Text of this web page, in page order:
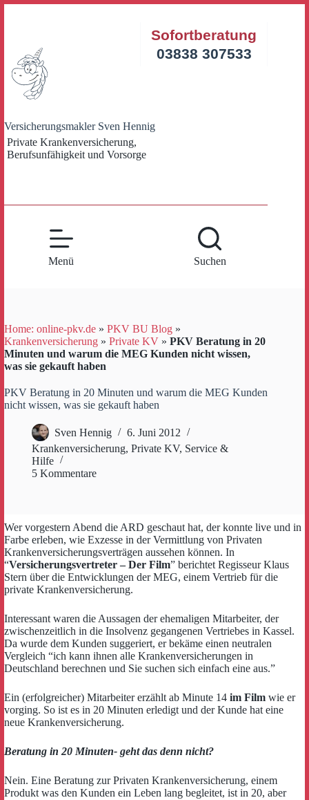
Versicherungsmakler Sven Hennig
Private Krankenversicherung,
Berufsunfähigkeit und Vorsorge
Sofortberatung
03838 307533
Menü Suchen
Home: online-pkv.de » PKV BU Blog »
Krankenversicherung » Private KV » PKV Beratung in 20
Minuten und warum die MEG Kunden nicht wissen,
was sie gekauft haben
PKV Beratung in 20 Minuten und warum die MEG Kunden
nicht wissen, was sie gekauft haben
Sven Hennig
6. Juni 2012
Krankenversicherung, Private KV, Service &
Hilfe
5 Kommentare
Wer vorgestern Abend die ARD geschaut hat, der konnte live und in
Farbe erleben, wie Exzesse in der Vermittlung von Privaten
Krankenversicherungsverträgen aussehen können. In
“Versicherungsvertreter – Der Film” berichtet Regisseur Klaus
Stern über die Entwicklungen der MEG, einem Vertrieb für die
private Krankenversicherung.
Interessant waren die Aussagen der ehemaligen Mitarbeiter, der
zwischenzeitlich in die Insolvenz gegangenen Vertriebes in Kassel.
Da wurde dem Kunden suggeriert, er bekäme einen neutralen
Vergleich “ich kann ihnen alle Krankenversicherungen in
Deutschland berechnen und Sie suchen sich einfach eine aus.”
Ein (erfolgreicher) Mitarbeiter erzählt ab Minute 14 im Film wie er
vorging. So ist es in 20 Minuten erledigt und der Kunde hat eine
neue Krankenversicherung.
Beratung in 20 Minuten- geht das denn nicht?
Nein. Eine Beratung zur Privaten Krankenversicherung, einem
Produkt was den Kunden ein Leben lang begleitet, ist in 20, aber